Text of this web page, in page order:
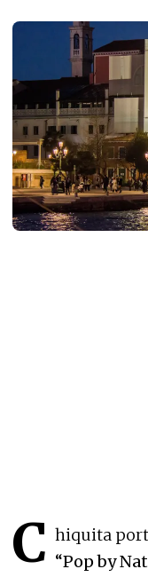
C hiquita
“Pop by